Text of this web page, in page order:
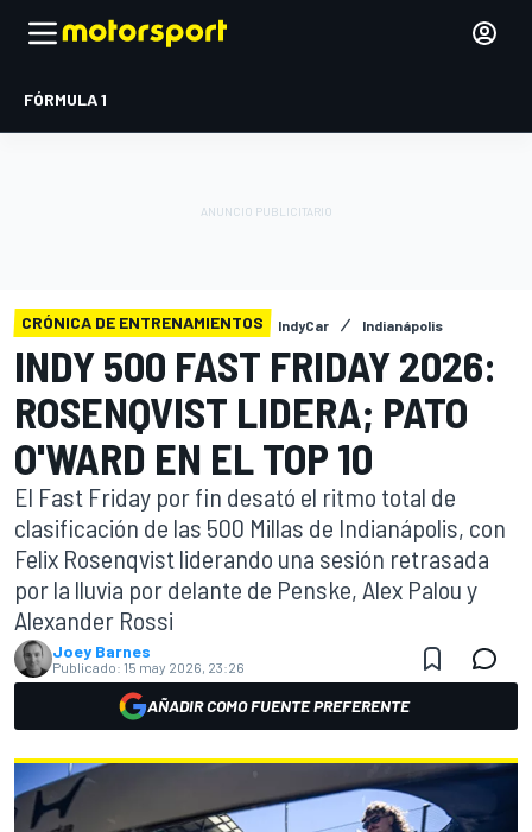
FÓRMULA 1
CRÓNICA DE ENTRENAMIENTOS IndyCar Indianápolis
INDY 500 FAST FRIDAY 2026:
ROSENQVIST LIDERA; PATO
O'WARD EN EL TOP 10
El Fast Friday por fin desató el ritmo total de
clasificación de las 500 Millas de Indianápolis, con
Felix Rosenqvist liderando una sesión retrasada
por la lluvia por delante de Penske, Alex Palou y
Alexander Rossi
Joey Barnes
Publicado: 15 may 2026, 23:26
AÑADIR COMO FUENTE PREFERENTE